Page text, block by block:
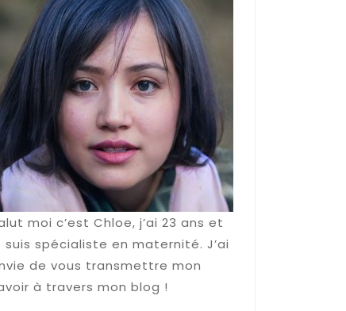
moi c’est Chloe, j’ai 23 ans et
suis spécialiste en maternité. J’ai
de vous transmettre mon
à travers mon blog !